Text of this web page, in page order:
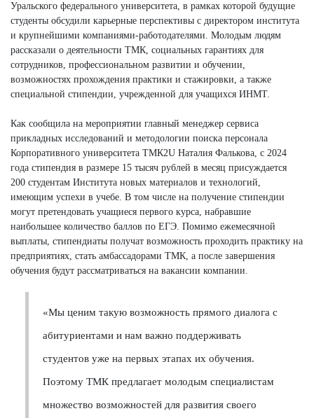
Уральского федерального университета, в рамках которой будущие
студенты обсудили карьерные перспективы с директором института
и крупнейшими компаниями-работодателями. Молодым людям
рассказали о деятельности ТМК, социальных гарантиях для
сотрудников, профессиональном развитии и обучении,
возможностях прохождения практики и стажировки, а также
специальной стипендии, учрежденной для учащихся ИНМТ.
Как сообщила на мероприятии главный менеджер сервиса
прикладных исследований и методологии поиска персонала
Корпоративного университета ТМК2U Наталия Фалькова, с 2024
года стипендия в размере 15 тысяч рублей в месяц присуждается
200 студентам Института новых материалов и технологий,
имеющим успехи в учебе. В том числе на получение стипендии
могут претендовать учащиеся первого курса, набравшие
наибольшее количество баллов по ЕГЭ. Помимо ежемесячной
выплаты, стипендиаты получат возможность проходить практику на
предприятиях, стать амбассадорами ТМК, а после завершения
обучения будут рассматриваться на вакансии компании.
«Мы ценим такую возможность прямого диалога с
абитуриентами и нам важно поддерживать
студентов уже на первых этапах их обучения.
Поэтому ТМК предлагает молодым специалистам
множество возможностей для развития своего